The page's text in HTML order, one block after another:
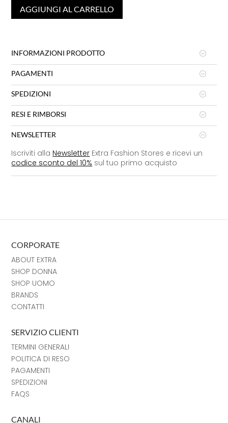
AGGIUNGI AL CARRELLO
INFORMAZIONI PRODOTTO
PAGAMENTI
SPEDIZIONI
RESI E RIMBORSI
NEWSLETTER
Iscriviti alla Newsletter Extra Fashion Stores e ricevi un
codice sconto del 10% sul tuo primo acquisto
CORPORATE
ABOUT EXTRA
SHOP DONNA
SHOP UOMO
BRANDS
CONTATTI
SERVIZIO CLIENTI
TERMINI GENERALI
POLITICA DI RESO
PAGAMENTI
SPEDIZIONI
FAQS
CANALI